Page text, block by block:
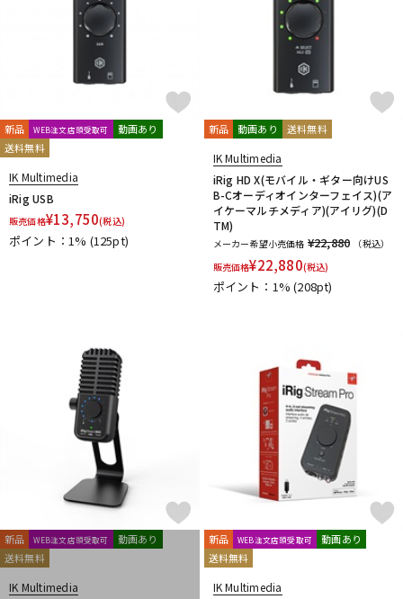
新品 WEB注文店頭受取可
動画あり
送料無料
IK Multimedia
iRig USB
販売価格¥13,750(税込)
ポイント：1% (125pt)
新品 動画あり 送料無料
IK Multimedia
iRig HD X(モバイル・ギター向けUS
B-Cオーディオインターフェイス)(ア
イケーマルチメディア)(アイリグ)(D
TM)
メーカー希望小売価格 ¥22,880
（税込）
販売価格¥22,880(税込)
ポイント：1%(208pt)
新品 WEB注文店頭受取可
動画あり
送料無料
IK Multimedia
新品 WEB注文店頭受取可
動画あり
送料無料
IK Multimedia